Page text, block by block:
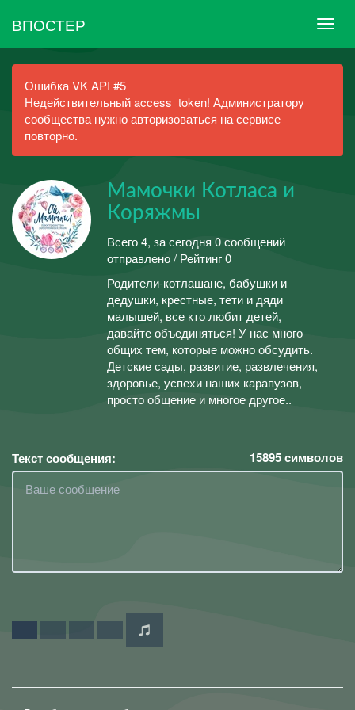
ВПОСТЕР
Ошибка VK API #5
Недействительный access_token! Администратору
сообщества нужно авторизоваться на сервисе
повторно.
Мамочки Котласа и
Коряжмы
Всего 4, за сегодня 0 сообщений
отправлено / Рейтинг 0
Родители-котлашане, бабушки и
дедушки, крестные, тети и дяди
малышей, все кто любит детей,
давайте объединяться! У нас много
общих тем, которые можно обсудить.
Детские сады, развитие, развлечения,
здоровье, успехи наших карапузов,
просто общение и многое другое..
Текст сообщения: 15895символов